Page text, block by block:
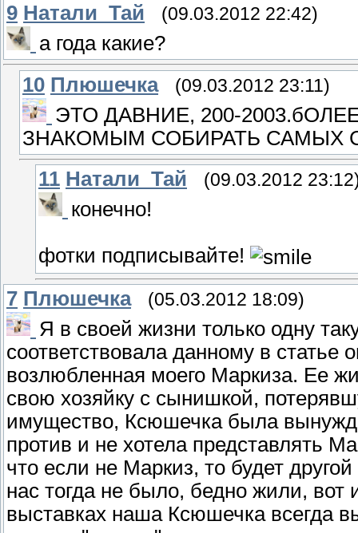
9 Натали_Тай (09.03.2012 22:42)
а года какие?
10 Плюшечка (09.03.2012 23:11)
ЭТО ДАВНИЕ, 200-
ЗНАКОМЫМ СОБИРАТЬ САМЫХ
11 Натали_Тай (09.03.2012
конечно!
фотки подписывайте!
7 Плюшечка (05.03.2012 18:09)
Я в своей жизни только одну
соответствовала данному в
возлюбленная моего Маркиза. Ее
свою хозяйку с сынишкой,
имущество, Ксюшечка была
против и не хотела представлять
что если не Маркиз, то будет
нас тогда не было, бедно жили, вот
выставках наша Ксюшечка всегда